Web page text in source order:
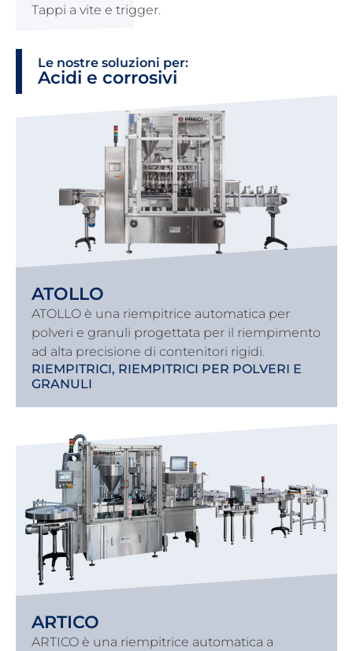
Tappi a vite e trigger.
Le nostre soluzioni per:
Acidi e corrosivi
ATOLLO
ATOLLO è una riempitrice automatica per
polveri e granuli progettata per il riempimento
ad alta precisione di contenitori rigidi.
RIEMPITRICI, RIEMPITRICI PER POLVERI E
GRANULI
ARTICO
ARTICO è una riempitrice automatica a